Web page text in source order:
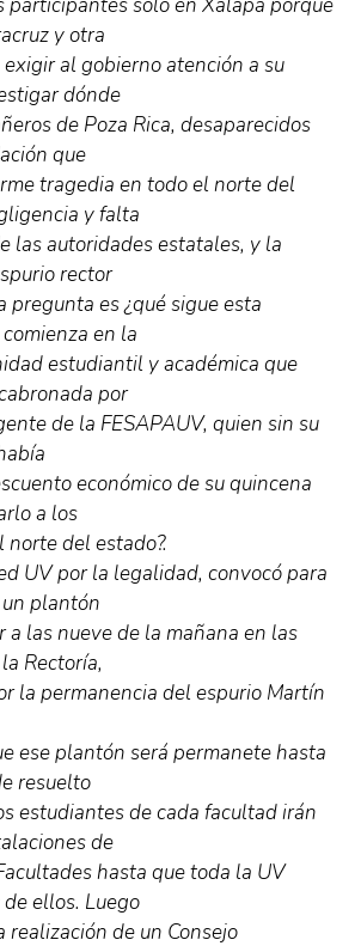
participantes solo en Xalapa porque
y otra
al gobierno atención a su
dónde
de Poza Rica, desaparecidos
que
tragedia en todo el norte del
y falta
las autoridades estatales, y la
rector
pregunta es ¿qué sigue esta
en la
estudiantil y académica que
por
de la FESAPAUV, quien sin su
económico de su quincena
a los
del estado?.
UV por la legalidad, convocó para
plantón
a las nueve de la mañana en las
Rectoría,
la permanencia del espurio Martín
ese plantón será permanete hasta
resuelto
estudiantes de cada facultad irán
de
hasta que toda la UV
ellos. Luego
realización de un Consejo